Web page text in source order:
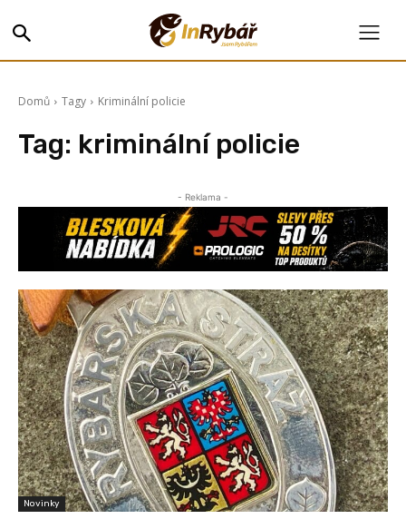
Domů Tagy Kriminální policie
Tag: kriminální policie
- Reklama -
Novinky